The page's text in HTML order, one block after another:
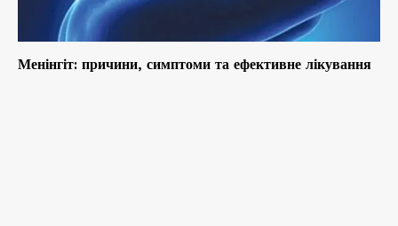
Менінгіт: причини, симптоми та ефективне лікування